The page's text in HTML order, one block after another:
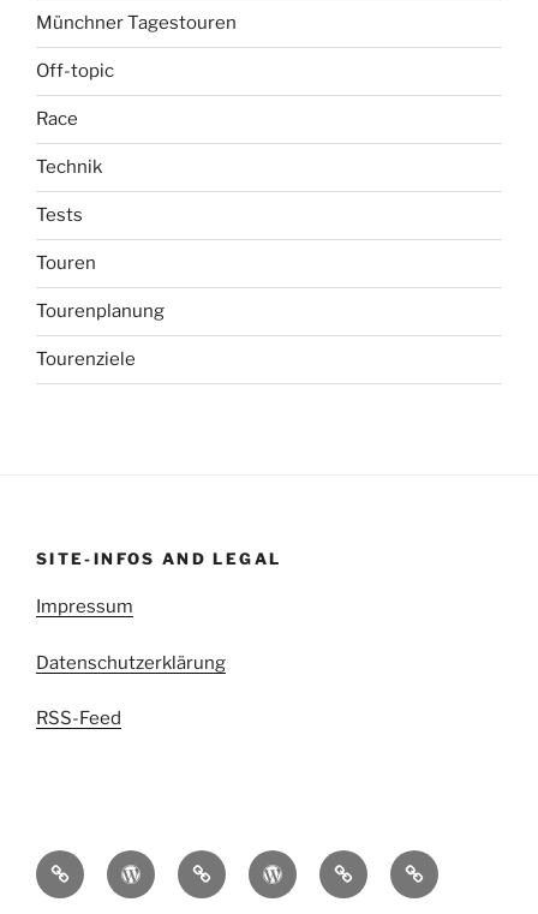
Münchner Tagestouren
Off-topic
Race
Technik
Tests
Touren
Tourenplanung
Tourenziele
SITE-INFOS AND LEGAL
Impressum
Datenschutzerklärung
RSS-Feed
kettenritzel.ccGriesgram999
Mit
der
EDIGIXXERBlindschleiche.CH
RedSpade